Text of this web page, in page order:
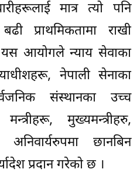
मात्र त्यो पनि
प्राथमिकतामा राखी
यस आयोगले न्याय सेवाका
नेपाली सेनाका
संस्थानका उच्च
मुख्यमन्त्रीहरु,
अनिवार्यरुपमा छानबिन
प्रदान गरेको छ ।